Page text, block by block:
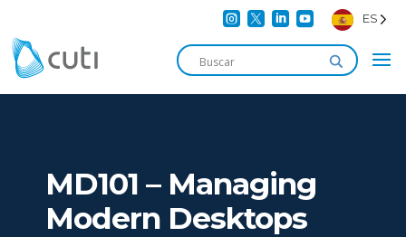
    ES
MD101 – Managing
Modern Desktops